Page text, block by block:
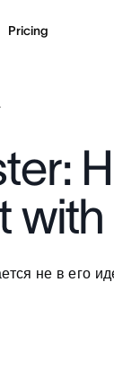
Pricing
не в его